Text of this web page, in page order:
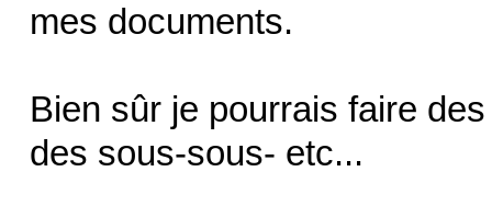
mes documents.
Bien sûr je pourrais faire
des sous-sous- etc...